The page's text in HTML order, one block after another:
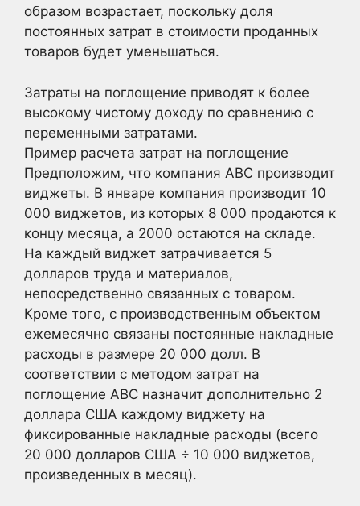
образом возрастает, поскольку доля
постоянных затрат в стоимости проданных
товаров будет уменьшаться.
Затраты на поглощение приводят к более
высокому чистому доходу по сравнению с
переменными затратами.
Пример расчета затрат на поглощение
Предположим, что компания ABC производит
виджеты. В январе компания производит 10
000 виджетов, из которых 8 000 продаются к
концу месяца, а 2000 остаются на складе.
На каждый виджет затрачивается 5
долларов труда и материалов,
непосредственно связанных с товаром.
Кроме того, с производственным объектом
ежемесячно связаны постоянные накладные
расходы в размере 20 000 долл. В
соответствии с методом затрат на
поглощение ABC назначит дополнительно 2
доллара США каждому виджету на
фиксированные накладные расходы (всего
20 000 долларов США ÷ 10 000 виджетов,
произведенных в месяц).